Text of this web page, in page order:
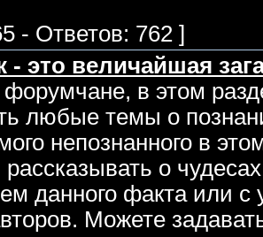
- Ответов: 762 ]
- это величайшая
форумчане, в этом
любые темы о
непознанного в
рассказывать о
данного факта или с
Можете